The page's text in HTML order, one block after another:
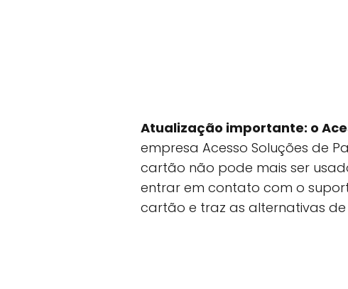
Atualização importante: o
empresa Acesso Soluções de
cartão não pode mais ser
entrar em contato com o
cartão e traz as alternativas